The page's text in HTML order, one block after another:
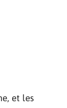
et les